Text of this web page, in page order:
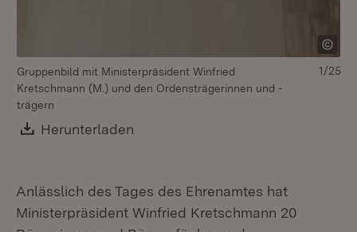
Gruppenbild mit Ministerpräsident Winfried
Kretschmann (M.) und den Ordensträgerinnen und -
trägern
Download:
Herunterladen
1/25
Anlässlich des Tages des Ehrenamtes hat
Ministerpräsident Winfried Kretschmann 20